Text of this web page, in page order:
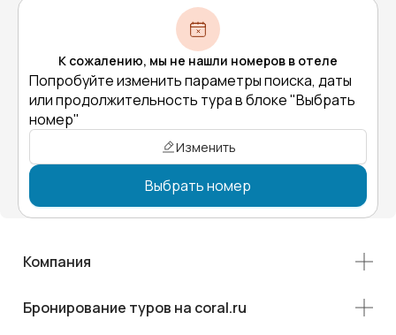
К сожалению, мы не нашли номеров в отеле
Попробуйте изменить параметры поиска, даты
или продолжительность тура в блоке "Выбрать
номер"
Изменить
Выбрать номер
Компания
Бронирование туров на coral.ru